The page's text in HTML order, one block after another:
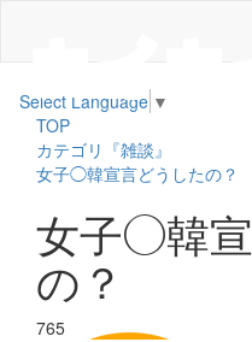
Select Language ▼
TOP
カテゴリ『雑談』
女子◯韓宣言どうしたの？
女子◯韓
の？
765